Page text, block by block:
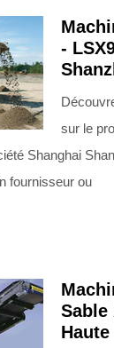
-
sur le
Shanghai
fournisseur ou
Sable